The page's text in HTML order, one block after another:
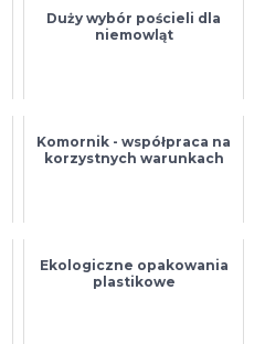
Duży wybór pościeli dla
niemowląt
Komornik - współpraca na
korzystnych warunkach
Ekologiczne opakowania
plastikowe